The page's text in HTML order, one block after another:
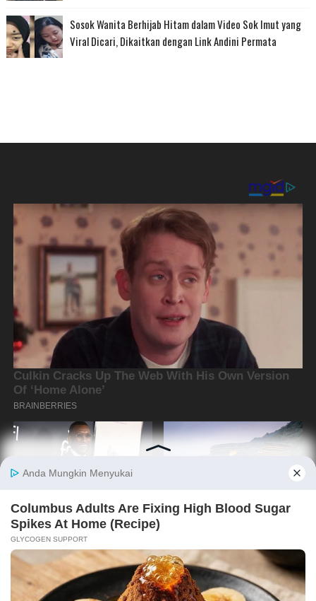
Sosok Wanita Berhijab Hitam dalam Video Sok Imut yang
Viral Dicari, Dikaitkan dengan Link Andini Permata